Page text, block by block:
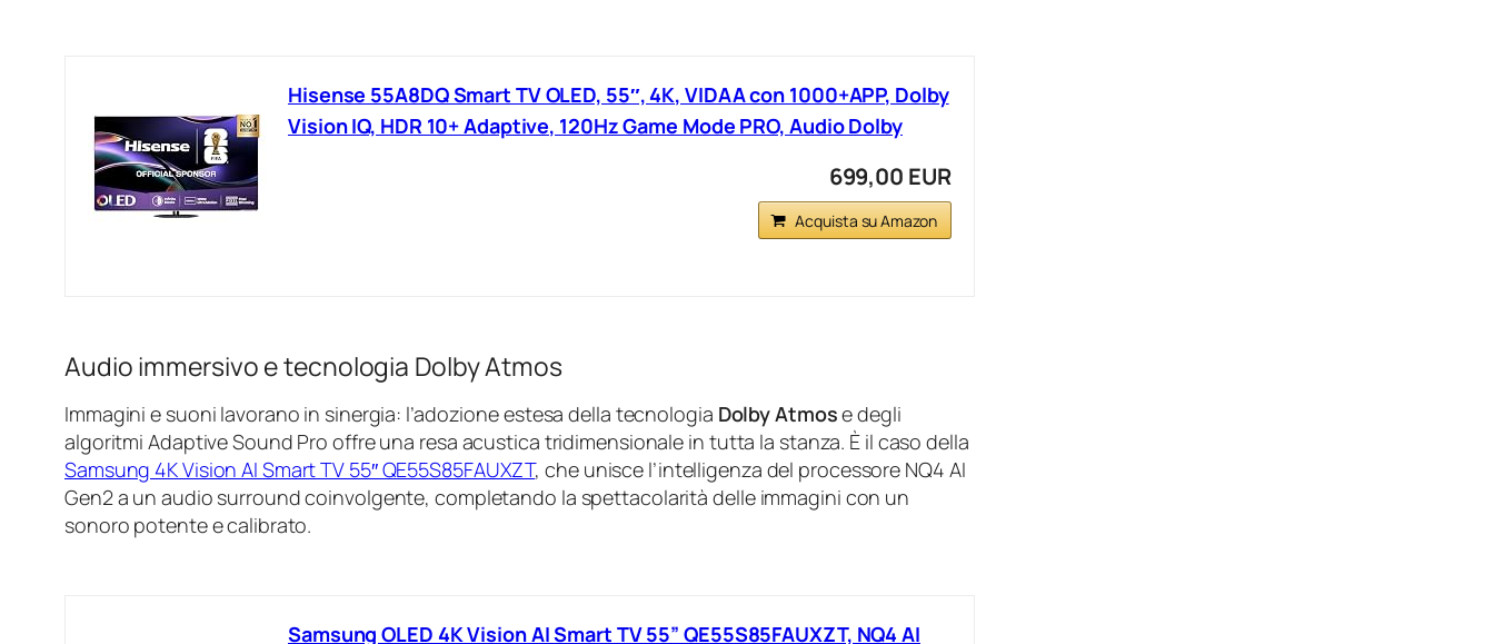
Hisense 55A8DQ Smart TV OLED, 55″, 4K, VIDAA con 1000+APP, Dolby
Vision IQ, HDR 10+ Adaptive, 120Hz Game Mode PRO, Audio Dolby
699,00 EUR
Acquista su Amazon
Audio immersivo e tecnologia Dolby Atmos
Immagini e suoni lavorano in sinergia: l’adozione estesa della tecnologia Dolby Atmose degli
algoritmi Adaptive Sound Pro offre una resa acustica tridimensionale in tutta la stanza. È il caso della
Samsung 4K Vision AI Smart TV 55″ QE55S85FAUXZT, che unisce l’intelligenza del processore NQ4 AI
Gen2 a un audio surround coinvolgente, completando la spettacolarità delle immagini con un
sonoro potente e calibrato.
Samsung OLED 4K Vision AI Smart TV 55” QE55S85FAUXZT, NQ4 AI